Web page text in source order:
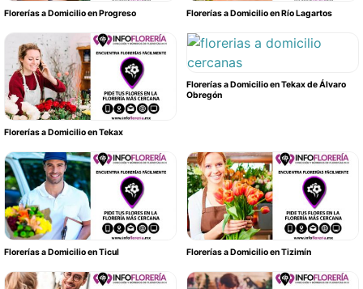
Florerías a Domicilio en Progreso Florerías a Domicilio en Río Lagartos
Florerías a Domicilio en Tekax
Florerías a Domicilio en Tekax de Álvaro
Obregón
Florerías a Domicilio en Ticul Florerías a Domicilio en Tizimín